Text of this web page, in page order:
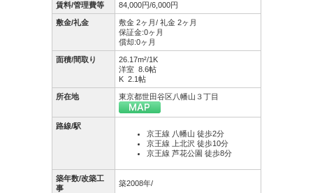
賃料/管理費等 84,000円/6,000円
敷金/礼金
敷金 2ヶ月/ 礼金 2ヶ月
保証金:0ヶ月
償却:0ヶ月
面積/間取り
26.17m²/1K
洋室 8.6帖
K 2.1帖
所在地 東京都世田谷区八幡山３丁目
路線/駅
京王線 八幡山 徒歩2分
京王線 上北沢 徒歩10分
京王線 芦花公園 徒歩8分
築年数/改築工
事
築2008年/